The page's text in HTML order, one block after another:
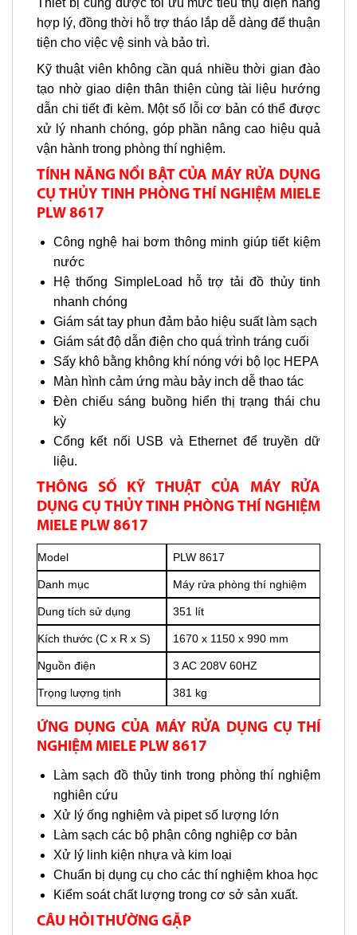
Thiết bị cũng được tối ưu mức tiêu thụ điện năng
hợp lý, đồng thời hỗ trợ tháo lắp dễ dàng để thuận
tiện cho việc vệ sinh và bảo trì.
Kỹ thuật viên không cần quá nhiều thời gian đào
tạo nhờ giao diện thân thiện cùng tài liệu hướng
dẫn chi tiết đi kèm. Một số lỗi cơ bản có thể được
xử lý nhanh chóng, góp phần nâng cao hiệu quả
vận hành trong phòng thí nghiệm.
TÍNH NĂNG NỔI BẬT CỦA MÁY RỬA DỤNG
CỤ THỦY TINH PHÒNG THÍ NGHIỆM MIELE
PLW 8617
Công nghệ hai bơm thông minh giúp tiết kiệm
nước
Hệ thống SimpleLoad hỗ trợ tải đồ thủy tinh
nhanh chóng
Giám sát tay phun đảm bảo hiệu suất làm sạch
Giám sát độ dẫn điện cho quá trình tráng cuối
Sấy khô bằng không khí nóng với bộ lọc HEPA
Màn hình cảm ứng màu bảy inch dễ thao tác
Đèn chiếu sáng buồng hiển thị trạng thái chu
kỳ
Cổng kết nối USB và Ethernet để truyền dữ
liệu.
THÔNG SỐ KỸ THUẬT CỦA MÁY RỬA
DỤNG CỤ THỦY TINH PHÒNG THÍ NGHIỆM
MIELE PLW 8617
Model PLW 8617
Danh mục Máy rửa phòng thí nghiệm
Dung tích sử dụng 351 lít
Kích thước (C x R x S) 1670 x 1150 x 990 mm
Nguồn điện 3 AC 208V 60HZ
Trọng lượng tịnh 381 kg
ỨNG DỤNG CỦA MÁY RỬA DỤNG CỤ THÍ
NGHIỆM MIELE PLW 8617
Làm sạch đồ thủy tinh trong phòng thí nghiệm
nghiên cứu
Xử lý ống nghiệm và pipet số lượng lớn
Làm sạch các bộ phận công nghiệp cơ bản
Xử lý linh kiện nhựa và kim loại
Chuẩn bị dụng cụ cho các thí nghiệm khoa học
Kiểm soát chất lượng trong cơ sở sản xuất.
CÂU HỎI THƯỜNG GẶP